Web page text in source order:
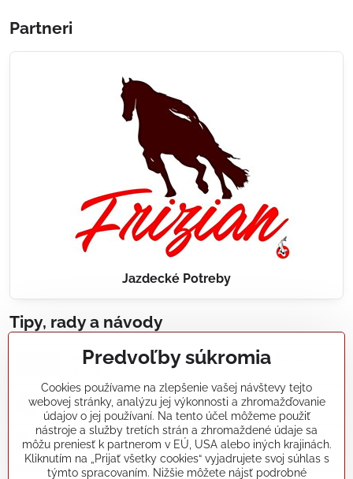
Partneri
Jazdecké Potreby
Tipy, rady a návody
Realizácie záhradných jazierok, bazénov, fontán,
Články a blogy
Rady a návody
Predvoľby súkromia
Cookies používame na zlepšenie vašej návštevy tejto
webovej stránky, analýzu jej výkonnosti a zhromažďovanie
údajov o jej používaní. Na tento účel môžeme použiť
nástroje a služby tretích strán a zhromaždené údaje sa
môžu preniesť k partnerom v EÚ, USA alebo iných krajinách.
Kliknutím na „Prijať všetky cookies“ vyjadrujete svoj súhlas s
týmto spracovaním. Nižšie môžete nájsť podrobné